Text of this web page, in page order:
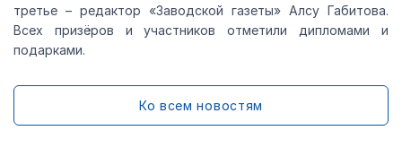
третье – редактор «Заводской газеты» Алсу Габитова.
Всех призёров и участников отметили дипломами и
подарками.
Ко всем новостям